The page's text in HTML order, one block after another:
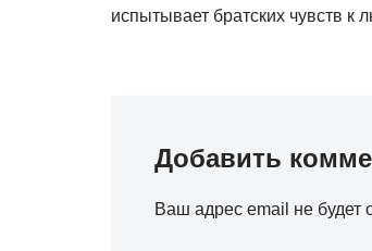
испытывает братских чувств к
Добавить
Ваш адрес email не будет